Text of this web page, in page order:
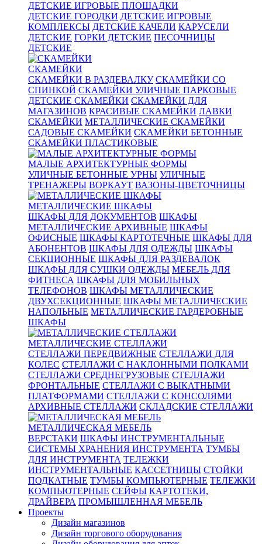
ДЕТСКИЕ ИГРОВЫЕ ПЛОЩАДКИ
ДЕТСКИЕ ГОРОДКИ ДЕТСКИЕ ИГРОВЫЕ
КОМПЛЕКСЫ ДЕТСКИЕ КАЧЕЛИ КАРУСЕЛИ
ДЕТСКИЕ ГОРКИ ДЕТСКИЕ ПЕСОЧНИЦЫ
ДЕТСКИЕ
СКАМЕЙКИ
СКАМЕЙКИ В РАЗДЕВАЛКУ СКАМЕЙКИ СО
СПИНКОЙ СКАМЕЙКИ УЛИЧНЫЕ ПАРКОВЫЕ
ДЕТСКИЕ СКАМЕЙКИ СКАМЕЙКИ ДЛЯ
МАГАЗИНОВ КРАСИВЫЕ СКАМЕЙКИ ЛАВКИ
СКАМЕЙКИ МЕТАЛЛИЧЕСКИЕ СКАМЕЙКИ
САДОВЫЕ СКАМЕЙКИ СКАМЕЙКИ БЕТОННЫЕ
СКАМЕЙКИ ПЛАСТИКОВЫЕ
МАЛЫЕ АРХИТЕКТУРНЫЕ ФОРМЫ
УЛИЧНЫЕ БЕТОННЫЕ УРНЫ УЛИЧНЫЕ
ТРЕНАЖЕРЫ ВОРКАУТ ВАЗОНЫ-ЦВЕТОЧНИЦЫ
МЕТАЛЛИЧЕСКИЕ ШКАФЫ
ШКАФЫ ДЛЯ ДОКУМЕНТОВ ШКАФЫ
МЕТАЛЛИЧЕСКИЕ АРХИВНЫЕ ШКАФЫ
ОФИСНЫЕ ШКАФЫ КАРТОТЕЧНЫЕ ШКАФЫ ДЛЯ
АБОНЕНТОВ ШКАФЫ ДЛЯ ОДЕЖДЫ ШКАФЫ
СЕКЦИОННЫЕ ШКАФЫ ДЛЯ РАЗДЕВАЛОК
ШКАФЫ ДЛЯ СУШКИ ОДЕЖДЫ МЕБЕЛЬ ДЛЯ
ФИТНЕСА ШКАФЫ ДЛЯ МОБИЛЬНЫХ
ТЕЛЕФОНОВ ШКАФЫ МЕТАЛЛИЧЕСКИЕ
ДВУХСЕКЦИОННЫЕ ШКАФЫ МЕТАЛЛИЧЕСКИЕ
НАПОЛЬНЫЕ МЕТАЛЛИЧЕСКИЕ ГАРДЕРОБНЫЕ
ШКАФЫ
МЕТАЛЛИЧЕСКИЕ СТЕЛЛАЖИ
СТЕЛЛАЖИ ПЕРЕДВИЖНЫЕ СТЕЛЛАЖИ ДЛЯ
КОЛЕС СТЕЛЛАЖИ С НАКЛОННЫМИ ПОЛКАМИ
СТЕЛЛАЖИ СРЕДНЕГРУЗОВЫЕ СТЕЛЛАЖИ
ФРОНТАЛЬНЫЕ СТЕЛЛАЖИ С ВЫКАТНЫМИ
ПЛАТФОРМАМИ СТЕЛЛАЖИ С КОНСОЛЯМИ
АРХИВНЫЕ СТЕЛЛАЖИ СКЛАДСКИЕ СТЕЛЛАЖИ
МЕТАЛЛИЧЕСКАЯ МЕБЕЛЬ
ВЕРСТАКИ ШКАФЫ ИНСТРУМЕНТАЛЬНЫЕ
СИСТЕМЫ ХРАНЕНИЯ ИНСТРУМЕНТА ТУМБЫ
ДЛЯ ИНСТРУМЕНТА ТЕЛЕЖКИ
ИНСТРУМЕНТАЛЬНЫЕ КАССЕТНИЦЫ СТОЙКИ
ПОДКАТНЫЕ ТУМБЫ КОМПЬЮТЕРНЫЕ ТЕЛЕЖКИ
КОМПЬЮТЕРНЫЕ СЕЙФЫ КАРТОТЕКИ,
ДРАЙВЕРА ПРОМЫШЛЕННАЯ МЕБЕЛЬ
Проекты
Дизайн магазинов
Дизайн торгового оборудования